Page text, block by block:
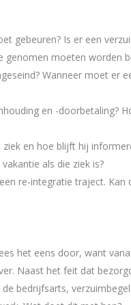
gebeuren? Is er een
moeten worden
Wanneer moet er
en -doorbetaling?
en hoe blijft hij
als die ziek is?
re-integratie traject.
het eens door, want
Naast het feit dat
bedrijfsarts,